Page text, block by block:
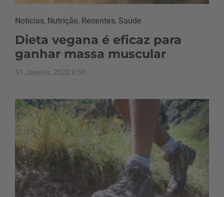
Notícias, Nutrição, Recentes, Saúde
Dieta vegana é eficaz para
ganhar massa muscular
31 Janeiro, 2022 8:50